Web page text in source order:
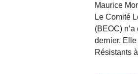
Maurice
Le Comité
(BEOC)
dernier.
Résistants